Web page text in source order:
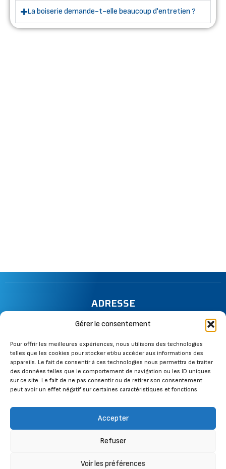
Gérer le consentement
Pour offrir les meilleures expériences, nous utilisons des technologies
telles que les cookies pour stocker et/ou accéder aux informations des
appareils. Le fait de consentir à ces technologies nous permettra de traiter
des données telles que le comportement de navigation ou les ID uniques
sur ce site. Le fait de ne pas consentir ou de retirer son consentement
peut avoir un effet négatif sur certaines caractéristiques et fonctions.
Accepter
Refuser
Voir les préférences
La boiserie demande-t-elle beaucoup d'entretien ?
ADRESSE
13 rue de la Mazière, 67130 Wisches
TÉLÉPHONE
06 28 73 34 00
MAIL
SUIVEZ-NOUS